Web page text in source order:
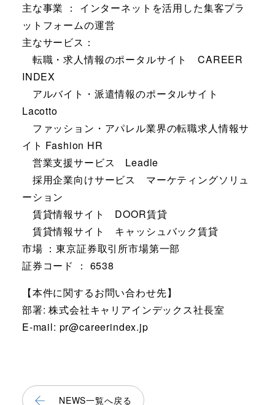
主な事業 ： インターネットを活用した集客プラ
ットフォームの運営
主なサービス：
転職・求人情報のポータルサイト CAREER
INDEX
アルバイト・派遣情報のポータルサイト
Lacotto
ファッション・アパレル業界の転職求人情報サ
イト Fashion HR
営業支援サービス Leadle
採用企業向けサービス マーケティングソリュ
ーション
賃貸情報サイト DOOR賃貸
賃貸情報サイト キャッシュバック賃貸
市場 ：東京証券取引所市場第一部
証券コード ： 6538
【本件に関するお問い合わせ先】
部署: 株式会社キャリアインデックス社長室
E-mail: pr@careerindex.jp
NEWS一覧へ戻る